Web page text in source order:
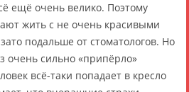
ещё очень велико. Поэтому
жить с не очень красивыми
подальше от стоматологов. Но
очень сильно «припёрло»
всё-таки попадает в кресло